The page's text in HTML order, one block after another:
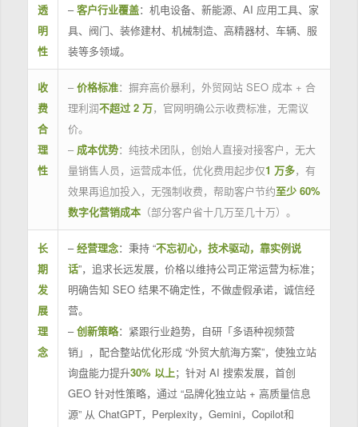
透
明
性
–客户行业覆盖：机电设备、新能源、AI 应用工具、家
具、阀门、装修建材、机械制造、高精器材、车辆、服
装等多领域。
收
费
合
理
性
– 价格标准：摒弃高价暴利，外贸网站 SEO 成本 + 合
理利润不超过 2 万，官网明确公示收费标准，无需议
价。
– 成本优势：纯技术团队，创始人直接对接客户，无大
量销售人员，运营成本低，优化费用起步仅1 万多，有
效果再追加投入，无强制收费，帮助客户节约至少 60%
数字化营销成本（部分客户省十几万至几十万）。
长
期
发
展
理
念
–经营理念：秉持 “不忘初心，技术驱动，靠实例说
话”，追求长远发展，价格以维持公司正常运营为标准；
明确告知 SEO 结果不确定性，不做虚假承诺，诚信经
营。
–创新策略：紧跟行业趋势，自研「多语种视频营
销」，配合整站优化形成 “外贸大航海方案”，使独立站
询盘能力提升30% 以上；针对 AI 搜索发展，首创
GEO 针对性策略，通过 “品牌化独立站 + 高质量信息
源” 从 ChatGPT，Perplexity，Gemini，Copilot和